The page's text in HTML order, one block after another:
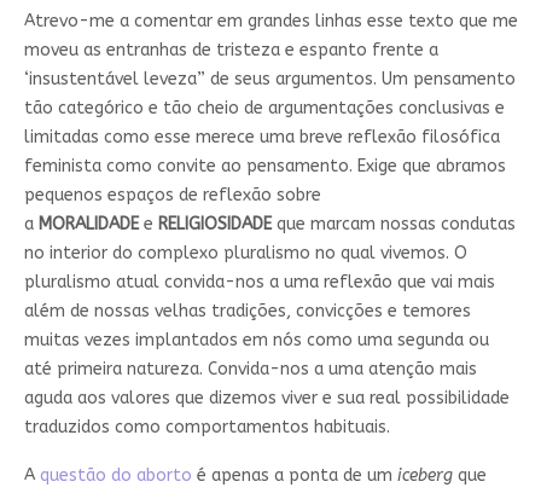
Atrevo-me a comentar em grandes linhas esse texto que me
moveu as entranhas de tristeza e espanto frente a
‘insustentável leveza” de seus argumentos. Um pensamento
tão categórico e tão cheio de argumentações conclusivas e
limitadas como esse merece uma breve reflexão filosófica
feminista como convite ao pensamento. Exige que abramos
pequenos espaços de reflexão sobre
a MORALIDADEe RELIGIOSIDADEque marcam nossas condutas
no interior do complexo pluralismo no qual vivemos. O
pluralismo atual convida-nos a uma reflexão que vai mais
além de nossas velhas tradições, convicções e temores
muitas vezes implantados em nós como uma segunda ou
até primeira natureza. Convida-nos a uma atenção mais
aguda aos valores que dizemos viver e sua real possibilidade
traduzidos como comportamentos habituais.
A questão do aborto é apenas a ponta de um icebergque